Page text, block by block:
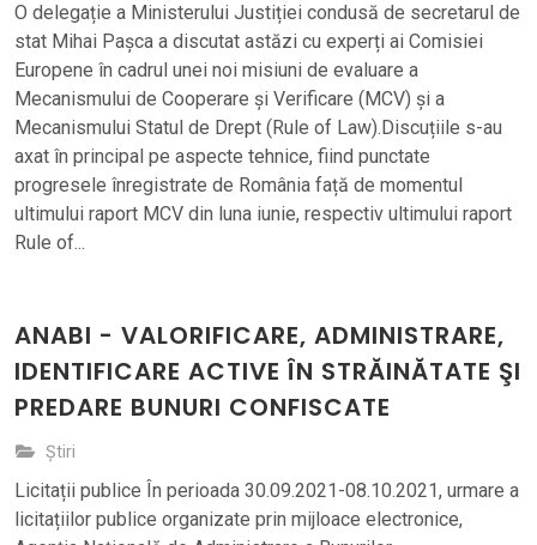
O delegație a Ministerului Justiției condusă de secretarul de
stat Mihai Pașca a discutat astăzi cu experți ai Comisiei
Europene în cadrul unei noi misiuni de evaluare a
Mecanismului de Cooperare și Verificare (MCV) și a
Mecanismului Statul de Drept (Rule of Law).Discuțiile s-au
axat în principal pe aspecte tehnice, fiind punctate
progresele înregistrate de România față de momentul
ultimului raport MCV din luna iunie, respectiv ultimului raport
Rule of...
ANABI - VALORIFICARE, ADMINISTRARE,
IDENTIFICARE ACTIVE ÎN STRĂINĂTATE ŞI
PREDARE BUNURI CONFISCATE
Știri
Licitații publice În perioada 30.09.2021-08.10.2021, urmare a
licitațiilor publice organizate prin mijloace electronice,